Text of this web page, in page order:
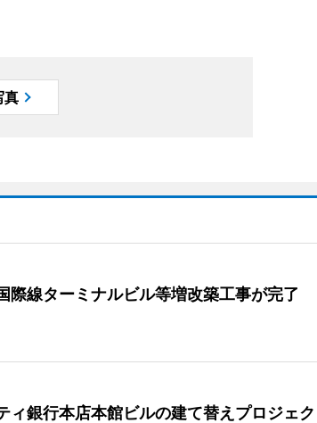
真
際線ターミナルビル等増改築工事が完了
ィ銀行本店本館ビルの建て替えプロジェク